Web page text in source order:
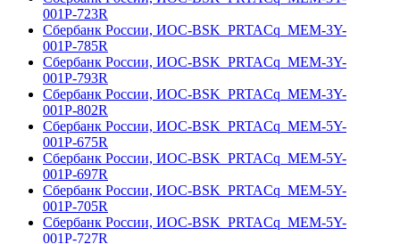
001Р-723R
Сбербанк России, ИОС-BSK_PRTACq_MEM-3Y-
001Р-785R
Сбербанк России, ИОС-BSK_PRTACq_MEM-3Y-
001Р-793R
Сбербанк России, ИОС-BSK_PRTACq_MEM-3Y-
001Р-802R
Сбербанк России, ИОС-BSK_PRTACq_MEM-5Y-
001Р-675R
Сбербанк России, ИОС-BSK_PRTACq_MEM-5Y-
001Р-697R
Сбербанк России, ИОС-BSK_PRTACq_MEM-5Y-
001Р-705R
Сбербанк России, ИОС-BSK_PRTACq_MEM-5Y-
001Р-727R